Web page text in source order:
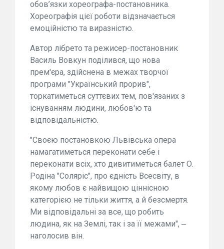
обов’язки хореографа-постановника.
Хореографія цієї роботи відзначається
емоційністю та виразністю.
Автор лібрето та режисер-постановник
Василь Вовкун поділився, що нова
прем'єра, здійснена в межах творчої
програми "Український прорив",
торкатиметься суттєвих тем, пов'язаних з
існуванням людини, любов'ю та
відповідальністю.
"Своєю постановкою Львівська опера
намагатиметься переконати себе і
переконати всіх, хто дивитиметься балет О.
Родіна "Соляріс", про єдність Всесвіту, в
якому любов є найвищою ціннісною
категорією не тільки життя, а й безсмертя.
Ми відповідальні за все, що робить
людина, як на Землі, так і за її межами", ‒
наголосив він.